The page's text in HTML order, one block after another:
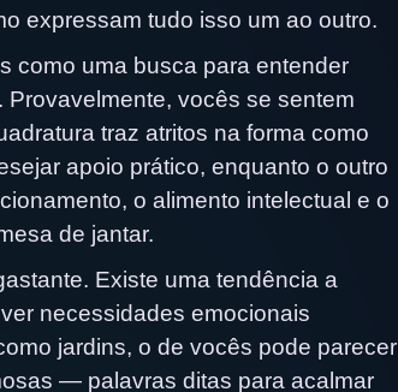
expressam tudo isso um ao outro.
como uma busca para entender
vocês se sentem
traz atritos na forma como
apoio prático, enquanto o outro
o alimento intelectual e o
de jantar.
Existe uma tendência a
necessidades emocionais
jardins, o de vocês pode parecer
— palavras ditas para acalmar